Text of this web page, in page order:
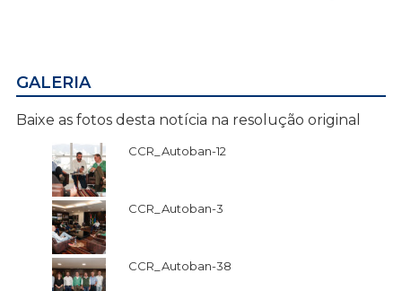
GALERIA
Baixe as fotos desta notícia na resolução original
CCR_Autoban-12
CCR_Autoban-3
CCR_Autoban-38